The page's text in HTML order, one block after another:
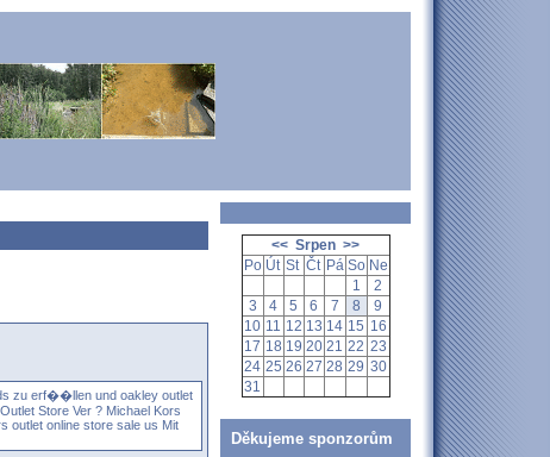
zu erf��llen und oakley outlet
Outlet Store Ver ? Michael Kors
outlet online store sale us Mit
<< Srpen >>
Po Út St Čt Pá So Ne
1
2
3
4 5 6 7 8
9
10 11 12 13 14 15 16
17 18 19 20 21 22 23
24 25 26 27 28 29 30
31
Děkujeme sponzorům